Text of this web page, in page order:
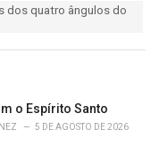
dos quatro ângulos do
o Espírito Santo
5 DE AGOSTO DE 2026